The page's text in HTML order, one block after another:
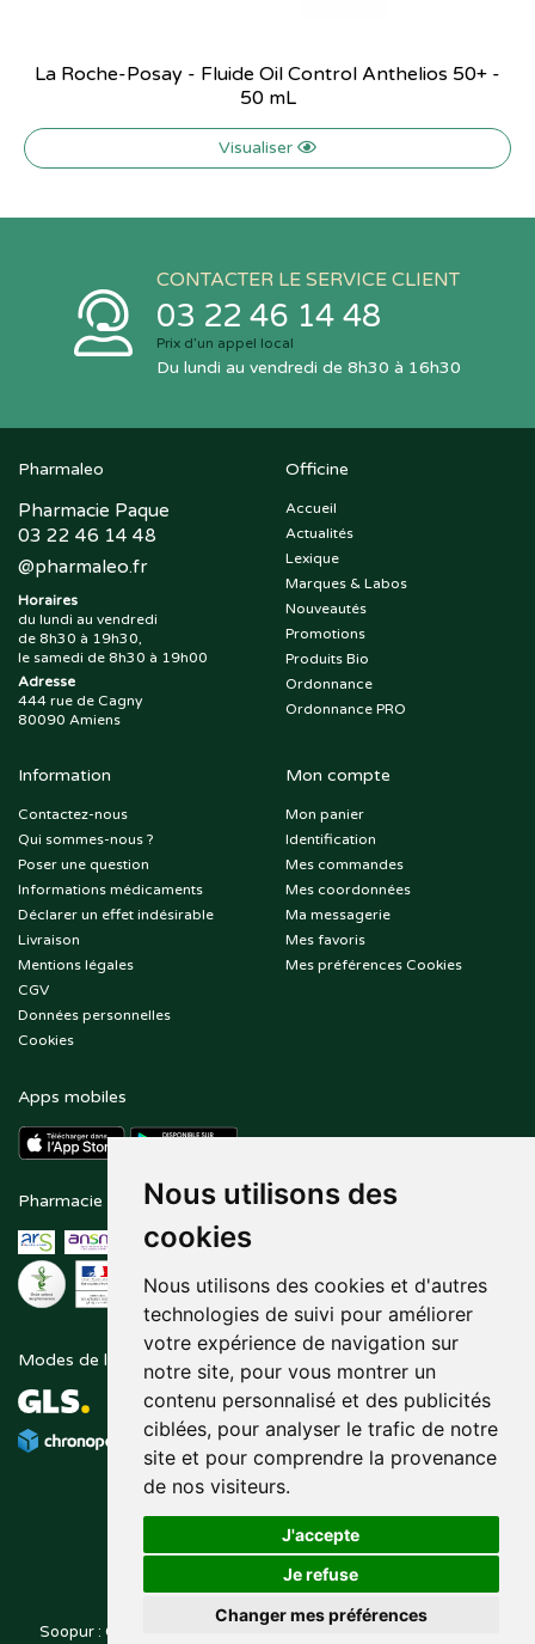
Nous utilisons des
cookies
Nous utilisons des cookies et d'autres
technologies de suivi pour améliorer
votre expérience de navigation sur
notre site, pour vous montrer un
contenu personnalisé et des publicités
ciblées, pour analyser le trafic de notre
site et pour comprendre la provenance
de nos visiteurs.
J'accepte
Je refuse
Changer mes préférences
La Roche-Posay - Fluide Oil Control Anthelios 50+ -
50 mL
Visualiser
CONTACTER LE SERVICE CLIENT
03 22 46 14 48
Prix d’un appel local
Du lundi au vendredi de 8h30 à 16h30
Pharmaleo
Pharmacie Paque
03 22 46 14 48
@pharmaleo.fr
Horaires
du lundi au vendredi
de 8h30 à 19h30,
le samedi de 8h30 à 19h00
Adresse
444 rue de Cagny
80090 Amiens
Officine
Accueil
Actualités
Lexique
Marques & Labos
Nouveautés
Promotions
Produits Bio
Ordonnance
Ordonnance PRO
Information
Contactez-nous
Qui sommes-nous ?
Poser une question
Informations médicaments
Déclarer un effet indésirable
Livraison
Mentions légales
CGV
Données personnelles
Cookies
Mon compte
Mon panier
Identification
Mes commandes
Mes coordonnées
Ma messagerie
Mes favoris
Mes préférences Cookies
Apps mobiles
Pharmacie en ligne agréée Paiement sécurisé
Modes de livraison Suivez-nous sur
Soopur : Cosmétiques, soin de la peau, maquillage, toutes vos